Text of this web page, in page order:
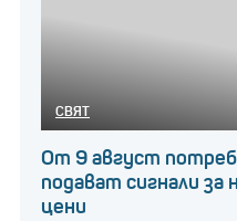
СВЯТ
От 9 август
подават сигнали за
цени